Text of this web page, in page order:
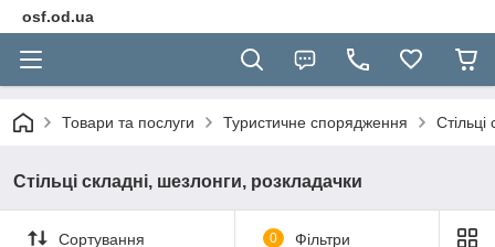
osf.od.ua
Товари та послуги Туристичне спорядження
Стільці складні, шезлонги, розкладачки
Сортування 0 Фільтри